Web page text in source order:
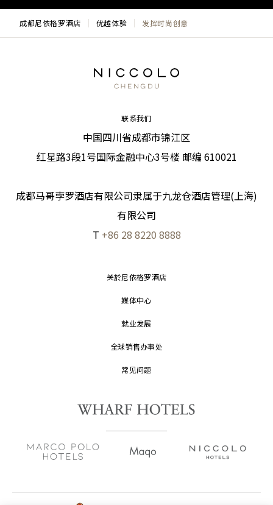
成都尼依格罗酒店 优越体验 发挥时尚创意
联系我们
中国四川省成都市锦江区
红星路3段1号国际金融中心3号楼 邮编 610021
成都马哥孛罗酒店有限公司隶属于九龙仓酒店管理(上海)
有限公司
T +86 28 8220 8888
关於尼依格罗酒店
媒体中心
就业发展
全球销售办事处
常见问题